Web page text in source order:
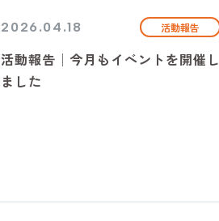
2026.04.18 活動報告
活動報告│今月もイベントを開催し
ました